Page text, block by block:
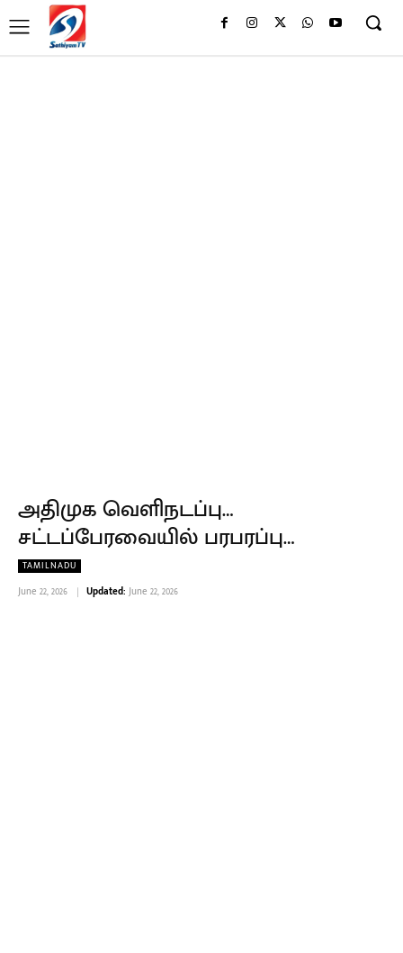
அதிமுக வெளிநடப்பு…
சட்டப்பேரவையில் பரபரப்பு…
TAMILNADU
June 22, 2026 Updated: June 22, 2026